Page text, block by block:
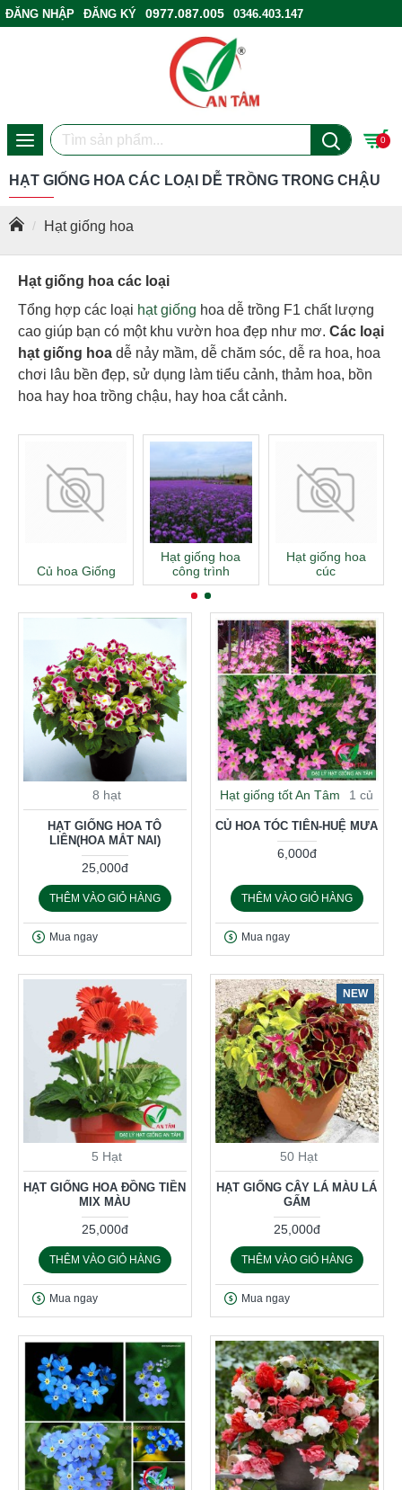
ĐĂNG NHẬP ĐĂNG KÝ 0977.087.005
0346.403.147
0
Hạt giống hoa
HẠT GIỐNG HOA CÁC LOẠI DỄ TRỒNG TRONG CHẬU
Hạt giống hoa các loại
Tổng hợp các loại hạt giống hoa dễ trồng F1 chất lượng
cao giúp bạn có một khu vườn hoa đẹp như mơ. Các loại
hạt giống hoa dễ nảy mầm, dễ chăm sóc, dễ ra hoa, hoa
chơi lâu bền đẹp, sử dụng làm tiểu cảnh, thảm hoa, bồn
hoa hay hoa trồng chậu, hay hoa cắt cảnh.
Củ hoa Giống
Hạt giống hoa
công trình
Hạt giống hoa
cúc
8 hạt
HẠT GIỐNG HOA TÔ
LIÊN(HOA MẮT NAI)
25,000đ
THÊM VÀO GIỎ HÀNG
Mua ngay
Hạt giống tốt An Tâm 1 củ
CỦ HOA TÓC TIÊN-HUỆ MƯA
6,000đ
THÊM VÀO GIỎ HÀNG
Mua ngay
5 Hạt
HẠT GIỐNG HOA ĐỒNG TIỀN
MIX MÀU
25,000đ
THÊM VÀO GIỎ HÀNG
Mua ngay
NEW
50 Hạt
HẠT GIỐNG CÂY LÁ MÀU LÁ
GẤM
25,000đ
THÊM VÀO GIỎ HÀNG
Mua ngay